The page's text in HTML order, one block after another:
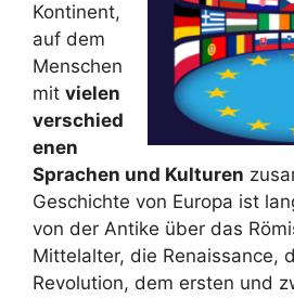
Kontinent,
auf dem
Menschen
mit vielen
verschied
enen
Sprachen und Kulturen
Geschichte von Europa ist
von der Antike über das
Mittelalter, die Renaissance,
Revolution, dem ersten und